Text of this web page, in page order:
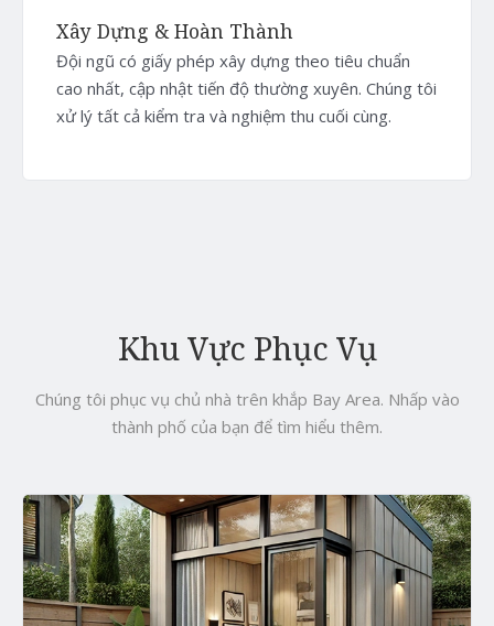
Xây Dựng & Hoàn Thành
Đội ngũ có giấy phép xây dựng theo tiêu chuẩn
cao nhất, cập nhật tiến độ thường xuyên. Chúng tôi
xử lý tất cả kiểm tra và nghiệm thu cuối cùng.
Khu Vực Phục Vụ
Chúng tôi phục vụ chủ nhà trên khắp Bay Area. Nhấp vào
thành phố của bạn để tìm hiểu thêm.